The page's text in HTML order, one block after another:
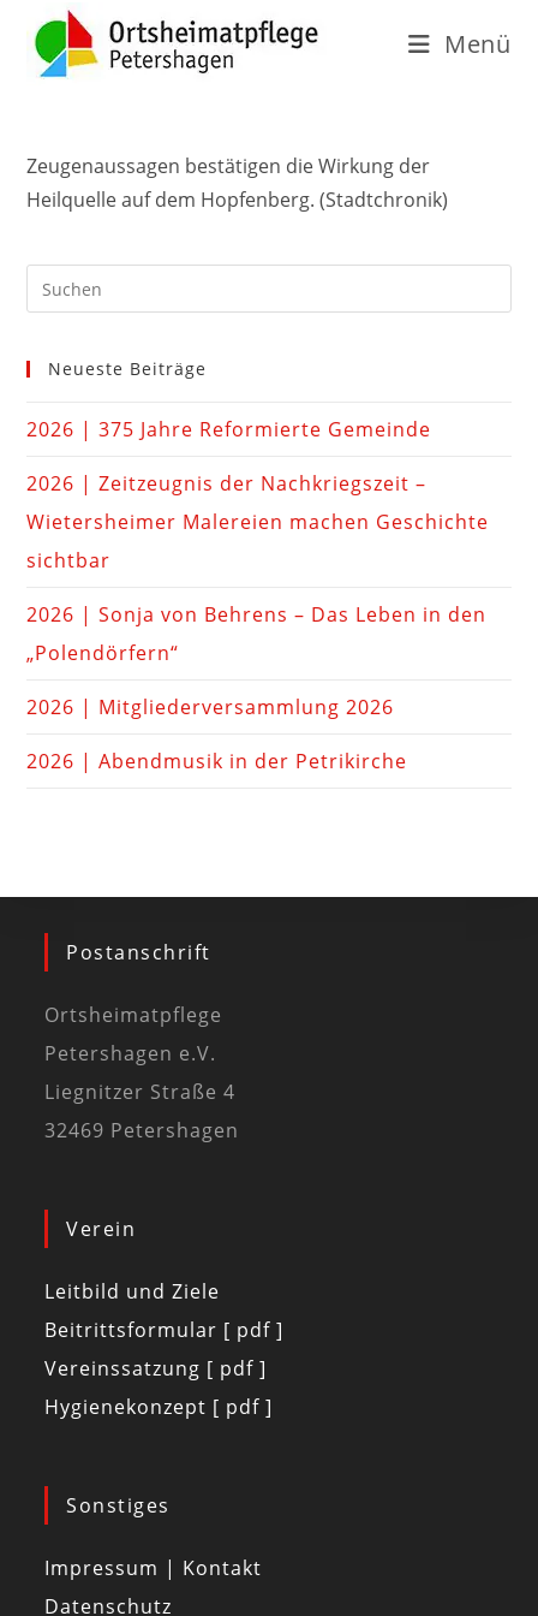
Menü
Zeugenaussagen bestätigen die Wirkung der
Heilquelle auf dem Hopfenberg. (Stadtchronik)
Neueste Beiträge
2026 | 375 Jahre Reformierte Gemeinde
2026 | Zeitzeugnis der Nachkriegszeit –
Wietersheimer Malereien machen Geschichte
sichtbar
2026 | Sonja von Behrens – Das Leben in den
„Polendörfern“
2026 | Mitgliederversammlung 2026
2026 | Abendmusik in der Petrikirche
Postanschrift
Ortsheimatpflege
Petershagen e.V.
Liegnitzer Straße 4
32469 Petershagen
Verein
Leitbild und Ziele
Beitrittsformular [ pdf ]
Vereinssatzung [ pdf ]
Hygienekonzept [ pdf ]
Sonstiges
Impressum | Kontakt
Datenschutz